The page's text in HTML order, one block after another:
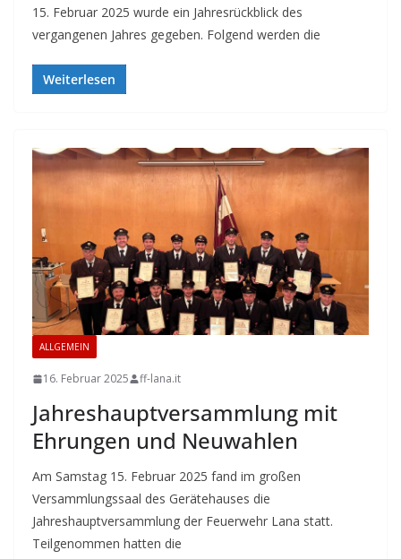
15. Februar 2025 wurde ein Jahresrückblick des
vergangenen Jahres gegeben. Folgend werden die
Weiterlesen
ALLGEMEIN
16. Februar 2025 ff-lana.it
Jahreshauptversammlung mit
Ehrungen und Neuwahlen
Am Samstag 15. Februar 2025 fand im großen
Versammlungssaal des Gerätehauses die
Jahreshauptversammlung der Feuerwehr Lana statt.
Teilgenommen hatten die